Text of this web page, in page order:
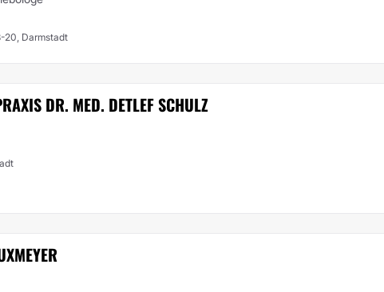
20, Darmstadt
DR. MED. DETLEF SCHULZ